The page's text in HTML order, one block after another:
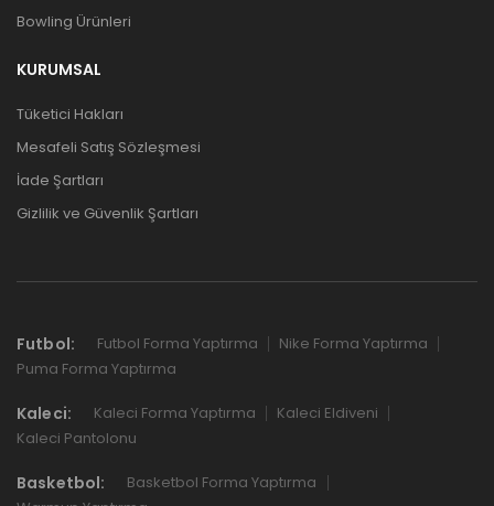
Bowling Ürünleri
KURUMSAL
Tüketici Hakları
Mesafeli Satış Sözleşmesi
İade Şartları
Gizlilik ve Güvenlik Şartları
Futbol: Futbol Forma Yaptırma
Nike Forma Yaptırma
Puma Forma Yaptırma
Kaleci: Kaleci Forma Yaptırma
Kaleci Eldiveni
Kaleci Pantolonu
Basketbol:
Basketbol Forma Yaptırma